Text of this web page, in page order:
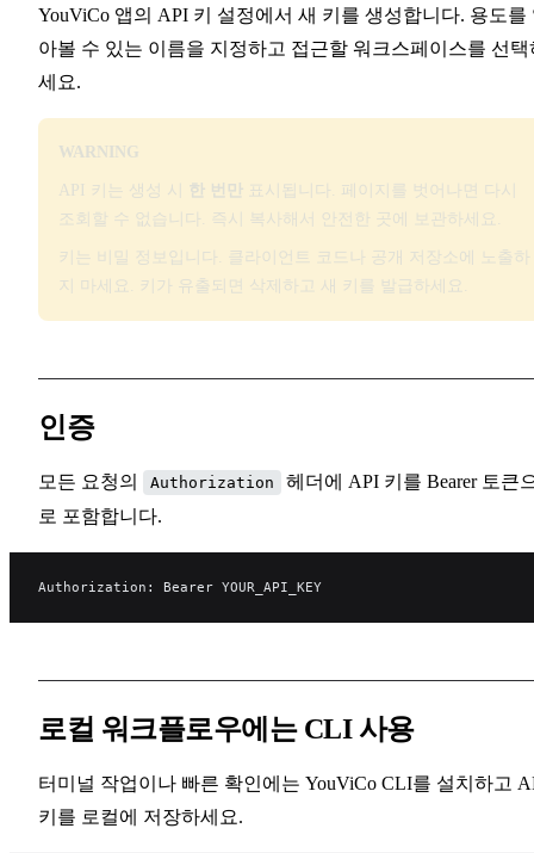
YouViCo 앱의 API 키 설정에서 새 키를 생성합니다. 용도를
아볼 수 있는 이름을 지정하고 접근할 워크스페이스를 선택
세요.
WARNING
API 키는 생성 시 한 번만 표시됩니다. 페이지를 벗어나면 다시
조회할 수 없습니다. 즉시 복사해서 안전한 곳에 보관하세요.
키는 비밀 정보입니다. 클라이언트 코드나 공개 저장소에 노출하
지 마세요. 키가 유출되면 삭제하고 새 키를 발급하세요.
인증
모든 요청의 Authorization
헤더에 API 키를 Bearer 토큰
로 포함합니다.
Authorization: Bearer YOUR_API_KEY
로컬 워크플로우에는 CLI 사용
터미널 작업이나 빠른 확인에는 YouViCo CLI를 설치하고
키를 로컬에 저장하세요.